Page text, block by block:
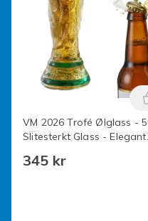
VM 2026 Trofé Ølglass -
Slitesterkt Glass - Elegant
Farsdag, Bursdag &
345 kr